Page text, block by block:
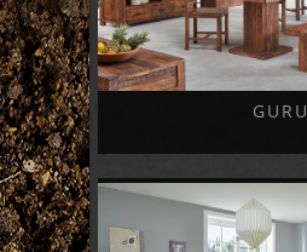
GURU